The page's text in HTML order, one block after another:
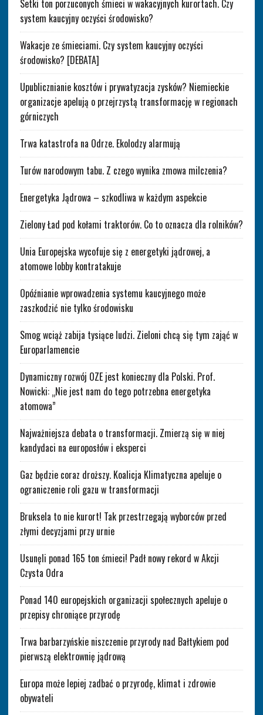
Setki ton porzuconych śmieci w wakacyjnych kurortach. Czy
system kaucyjny oczyści środowisko?
Wakacje ze śmieciami. Czy system kaucyjny oczyści
środowisko? [DEBATA]
Upublicznianie kosztów i prywatyzacja zysków? Niemieckie
organizacje apelują o przejrzystą transformację w regionach
górniczych
Trwa katastrofa na Odrze. Ekolodzy alarmują
Turów narodowym tabu. Z czego wynika zmowa milczenia?
Energetyka Jądrowa – szkodliwa w każdym aspekcie
Zielony Ład pod kołami traktorów. Co to oznacza dla rolników?
Unia Europejska wycofuje się z energetyki jądrowej, a
atomowe lobby kontratakuje
Opóźnianie wprowadzenia systemu kaucyjnego może
zaszkodzić nie tylko środowisku
Smog wciąż zabija tysiące ludzi. Zieloni chcą się tym zająć w
Europarlamencie
Dynamiczny rozwój OZE jest konieczny dla Polski. Prof.
Nowicki: „Nie jest nam do tego potrzebna energetyka
atomowa”
Najważniejsza debata o transformacji. Zmierzą się w niej
kandydaci na europosłów i eksperci
Gaz będzie coraz droższy. Koalicja Klimatyczna apeluje o
ograniczenie roli gazu w transformacji
Bruksela to nie kurort! Tak przestrzegają wyborców przed
złymi decyzjami przy urnie
Usunęli ponad 165 ton śmieci! Padł nowy rekord w Akcji
Czysta Odra
Ponad 140 europejskich organizacji społecznych apeluje o
przepisy chroniące przyrodę
Trwa barbarzyńskie niszczenie przyrody nad Bałtykiem pod
pierwszą elektrownię jądrową
Europa może lepiej zadbać o przyrodę, klimat i zdrowie
obywateli